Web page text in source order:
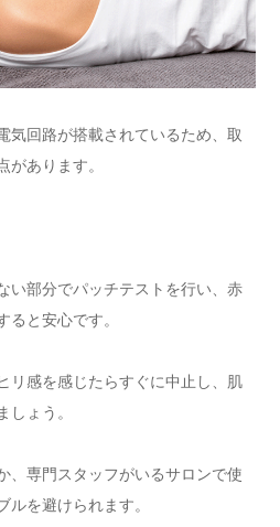
気回路が搭載されているため、取
があります。
い部分でパッチテストを行い、赤
ると安心です。
リ感を感じたらすぐに中止し、肌
しょう。
、専門スタッフがいるサロンで使
ルを避けられます。